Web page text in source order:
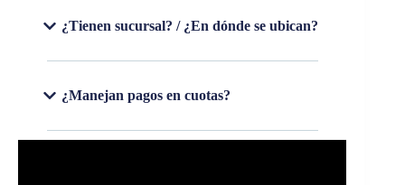
¿Tienen sucursal? / ¿En dónde se ubican?
¿Manejan pagos en cuotas?